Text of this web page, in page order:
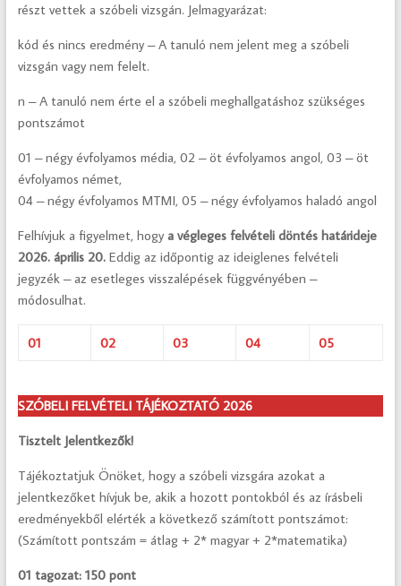
részt vettek a szóbeli vizsgán. Jelmagyarázat:
kód és nincs eredmény – A tanuló nem jelent meg a szóbeli
vizsgán vagy nem felelt.
n – A tanuló nem érte el a szóbeli meghallgatáshoz szükséges
pontszámot
01 – négy évfolyamos média, 02 – öt évfolyamos angol, 03 – öt
évfolyamos német,
04 – négy évfolyamos MTMI, 05 – négy évfolyamos haladó angol
Felhívjuk a figyelmet, hogy a végleges felvételi döntés határideje
2026. április 20.Eddig az időpontig az ideiglenes felvételi
jegyzék – az esetleges visszalépések függvényében –
módosulhat.
01 02 03 04 05
SZÓBELI FELVÉTELI TÁJÉKOZTATÓ 2026
Tisztelt Jelentkezők!
Tájékoztatjuk Önöket, hogy a szóbeli vizsgára azokat a
jelentkezőket hívjuk be, akik a hozott pontokból és az írásbeli
eredményekből elérték a következő számított pontszámot:
(Számított pontszám = átlag + 2* magyar + 2*matematika)
01 tagozat: 150 pont